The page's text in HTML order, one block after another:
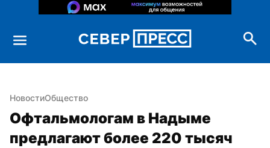
НовостиОбщество
Офтальмологам в Надыме
предлагают более 220 тысяч